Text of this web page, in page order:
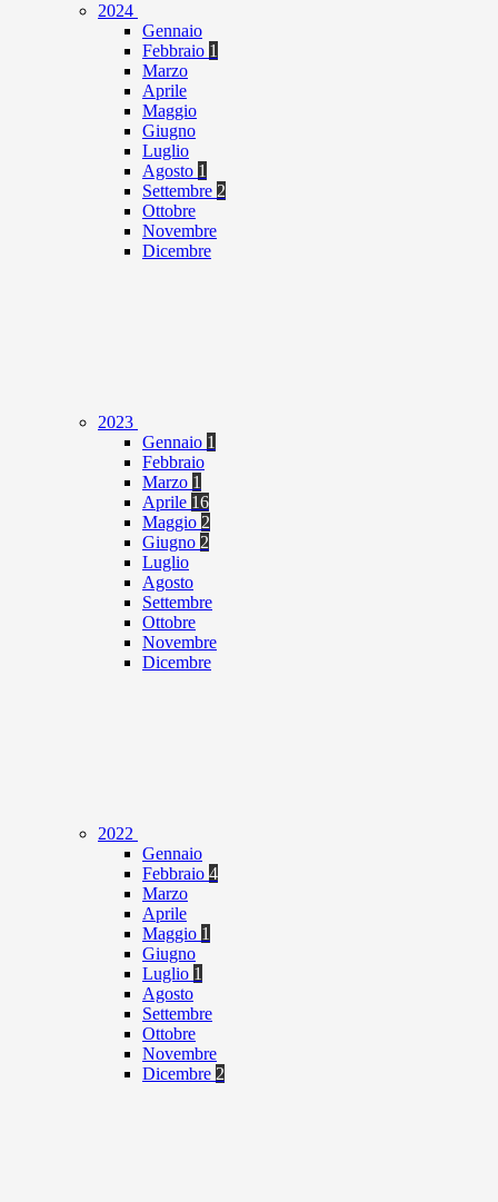
2024
Gennaio
Febbraio 1
Marzo
Aprile
Maggio
Giugno
Luglio
Agosto 1
Settembre 2
Ottobre
Novembre
Dicembre
2023
Gennaio 1
Febbraio
Marzo 1
Aprile 16
Maggio 2
Giugno 2
Luglio
Agosto
Settembre
Ottobre
Novembre
Dicembre
2022
Gennaio
Febbraio 4
Marzo
Aprile
Maggio 1
Giugno
Luglio 1
Agosto
Settembre
Ottobre
Novembre
Dicembre 2